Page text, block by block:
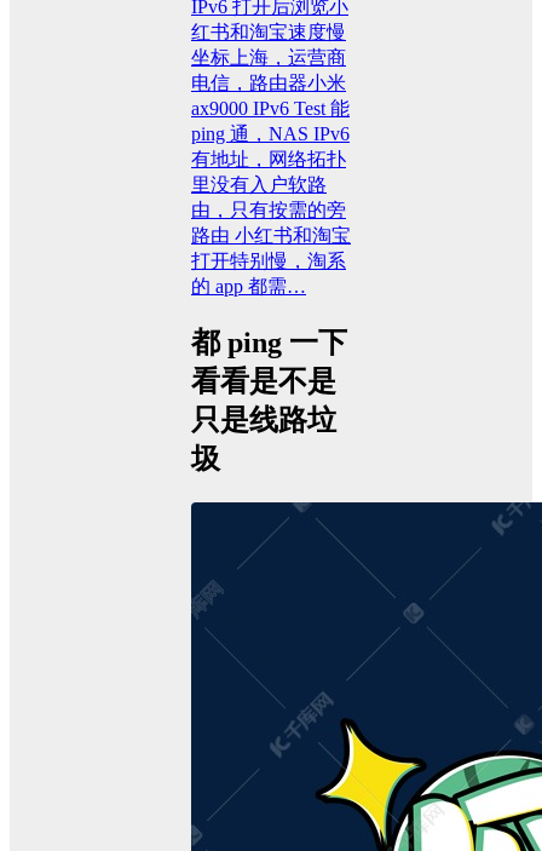
IPv6 打开后浏览小
红书和淘宝速度慢
坐标上海，运营商
电信，路由器小米
ax9000 IPv6 Test 能
ping 通，NAS IPv6
有地址，网络拓扑
里没有入户软路
由，只有按需的旁
路由 小红书和淘宝
打开特别慢，淘系
的 app 都需…
都 ping 一下
看看是不是
只是线路垃
圾